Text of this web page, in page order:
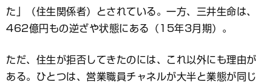
た」（住生関係者）とされている。一方、三井生命は、
462億円もの逆ざや状態にある（15年3月期）。
ただ、住生が拒否してきたのには、これ以外にも理由が
ある。ひとつは、営業職員チャネルが大半と業態が同じ